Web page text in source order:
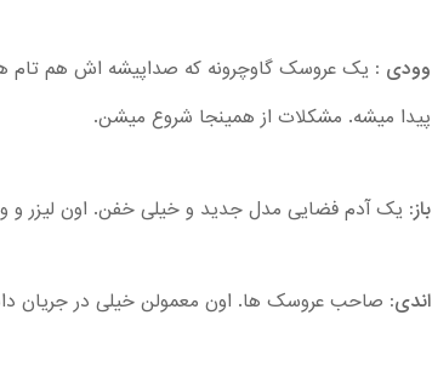
وودی : یک عروسک گاوچرونه که صداپیشه اش هم
پیدا میشه. مشکلات از همینجا شروع میشن.
باز: یک آدم فضایی مدل جدید و خیلی خفن. اون لیزر و
اندی: صاحب عروسک ها. اون معمولن خیلی در جریان